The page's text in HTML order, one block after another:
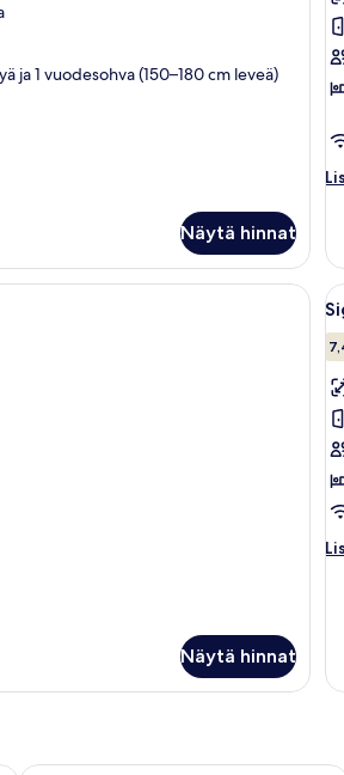
ja 1 vuodesohva (150–180 cm leveä)
Näytä hinnat
kaukaiseen saareen.Hotellihuone, jossa on sänky, kaksi
Näytä hinnat